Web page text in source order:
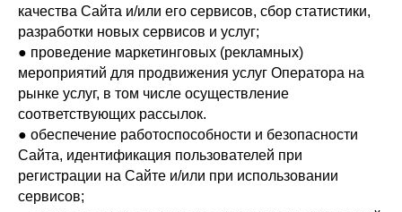
качества Сайта и/или его сервисов, сбор статистики,
разработки новых сервисов и услуг;
● проведение маркетинговых (рекламных)
мероприятий для продвижения услуг Оператора на
рынке услуг, в том числе осуществление
соответствующих рассылок.
● обеспечение работоспособности и безопасности
Сайта, идентификация пользователей при
регистрации на Сайте и/или при использовании
сервисов;